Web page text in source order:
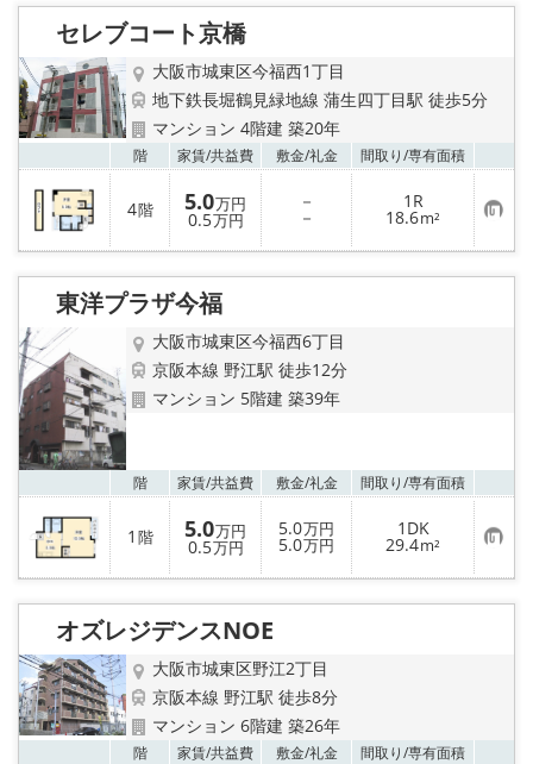
り
セレブコート京橋
大阪市城東区今福西1丁目
地下鉄長堀鶴見緑地線 蒲生四丁目駅 徒歩5分
マンション 4階建 築20年
階 家賃/共益費 敷金/礼金 間取り/専有面積
4階 5.0万円
0.5万円
－
－
1R
18.6m² お
気
に
り
東洋プラザ今福
大阪市城東区今福西6丁目
京阪本線 野江駅 徒歩12分
マンション 5階建 築39年
階 家賃/共益費 敷金/礼金 間取り/専有面積
1 階 5.0万円
0.5万円
5.0万円
5.0万円
1DK
29.4m² お
気
に
り
オズレジデンスNOE
大阪市城東区野江2丁目
京阪本線 野江駅 徒歩8分
マンション 6階建 築26年
階 家賃/共益費 敷金/礼金 間取り/専有面積